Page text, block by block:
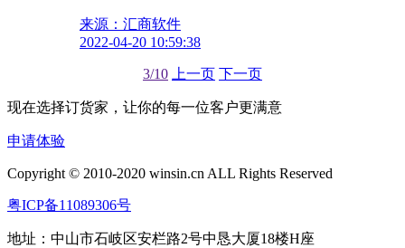
来源：汇商软件
2022-04-20 10:59:38
3/10 上一页 下一页
现在选择订货家，让你的每一位客户更满意
申请体验
Copyright © 2010-2020 winsin.cn ALL Rights Reserved
粤ICP备11089306号
地址：中山市石岐区安栏路2号中恳大厦18楼H座